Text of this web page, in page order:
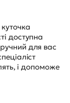
доступна
для вас
і допоможе